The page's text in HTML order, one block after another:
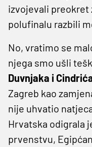
izvojevali preokret
polufinalu razbili
No, vratimo se
njega smo ušli
Duvnjaka i
Zagreb kao
nije uhvatio
Hrvatska odigrala
prvenstvu,